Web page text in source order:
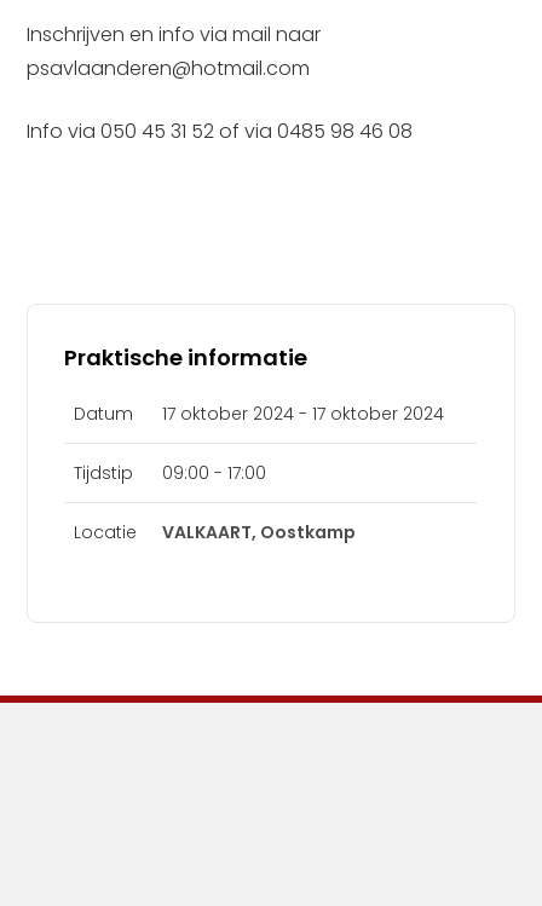
Praktische informatie
Datum 17 oktober 2024 - 17 oktober 2024
Tijdstip 09:00 - 17:00
Locatie VALKAART, Oostkamp
Inschrijven en info via mail naar
psavlaanderen@hotmail.com
Info via 050 45 31 52 of via 0485 98 46 08